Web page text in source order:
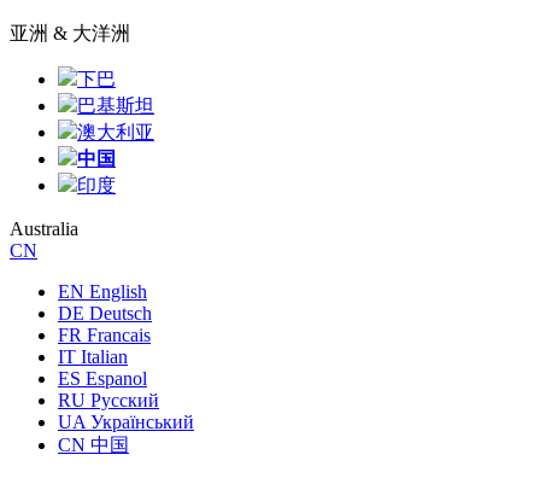
亚洲 & 大洋洲
下巴
巴基斯坦
澳大利亚
中国
印度
Australia
CN
EN English
DE Deutsch
FR Francais
IT Italian
ES Espanol
RU Русский
UA Український
CN 中国